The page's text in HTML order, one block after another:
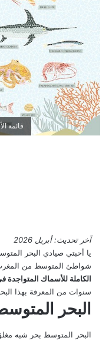
قائمة
آخر تحديث: أبريل 2026
يا أحبتي صيادي البحر
شواطئ المتوسط من المغرب
الكاملة للأسماك المتواجدة
سنوات من المعرفة بهذا
البحر